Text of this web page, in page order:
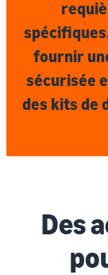
fournir
sécurisée
des kits de
Des